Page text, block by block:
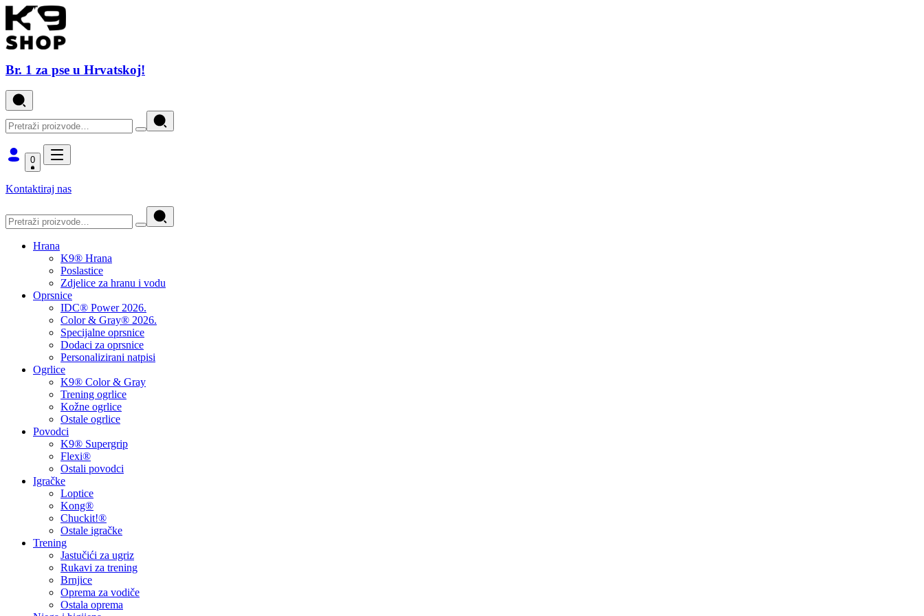
Br. 1 za pse u Hrvatskoj!
0
Kontaktiraj nas
Hrana
K9® Hrana
Poslastice
Zdjelice za hranu i vodu
Oprsnice
IDC® Power 2026.
Color & Gray® 2026.
Specijalne oprsnice
Dodaci za oprsnice
Personalizirani natpisi
Ogrlice
K9® Color & Gray
Trening ogrlice
Kožne ogrlice
Ostale ogrlice
Povodci
K9® Supergrip
Flexi®
Ostali povodci
Igračke
Loptice
Kong®
Chuckit!®
Ostale igračke
Trening
Jastučići za ugriz
Rukavi za trening
Brnjice
Oprema za vodiče
Ostala oprema